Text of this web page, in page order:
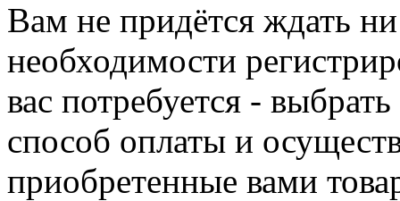
Вам не придётся ждать
необходимости
вас потребуется -
способ оплаты и
приобретенные вами